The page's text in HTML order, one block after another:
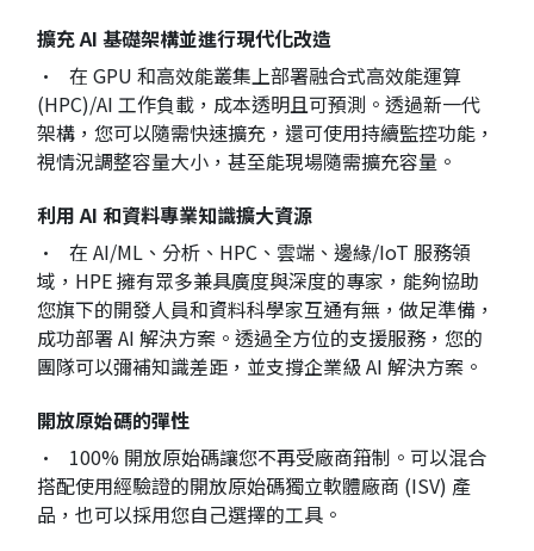
擴充 AI 基礎架構並進行現代化改造
• 在 GPU 和高效能叢集上部署融合式高效能運算
(HPC)/AI 工作負載，成本透明且可預測。透過新一代
架構，您可以隨需快速擴充，還可使用持續監控功能，
視情況調整容量大小，甚至能現場隨需擴充容量。
利用 AI 和資料專業知識擴大資源
• 在 AI/ML、分析、HPC、雲端、邊緣/IoT 服務領
域，HPE 擁有眾多兼具廣度與深度的專家，能夠協助
您旗下的開發人員和資料科學家互通有無，做足準備，
成功部署 AI 解決方案。透過全方位的支援服務，您的
團隊可以彌補知識差距，並支撐企業級 AI 解決方案。
開放原始碼的彈性
• 100% 開放原始碼讓您不再受廠商箝制。可以混合
搭配使用經驗證的開放原始碼獨立軟體廠商 (ISV) 產
品，也可以採用您自己選擇的工具。